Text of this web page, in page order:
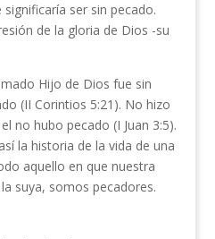
ser sin pecado.
de la gloria de Dios -su
Hijo de Dios fue sin
(II Corintios 5:21). No hizo
no hubo pecado (I Juan 3:5).
la historia de la vida de una
aquello en que nuestra
suya, somos pecadores.